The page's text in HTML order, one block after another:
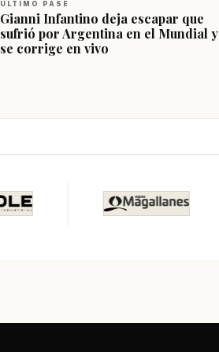
ÚLTIMO PASE
Gianni Infantino deja escapar que
sufrió por Argentina en el Mundial y
se corrige en vivo